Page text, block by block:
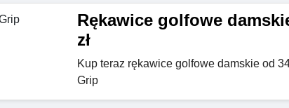
Rękawice golfowe
zł
Kup teraz rękawice golfowe damskie od
Grip